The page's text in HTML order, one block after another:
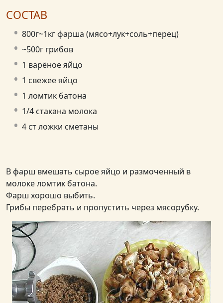
СОСТАВ
800г~1кг фарша (мясо+лук+соль+перец)
~500г грибов
1 варёное яйцо
1 свежее яйцо
1 ломтик батона
1/4 стакана молока
4 ст ложки сметаны
В фарш вмешать сырое яйцо и размоченный в
молоке ломтик батона.
Фарш хорошо выбить.
Грибы перебрать и пропустить через мясорубку.